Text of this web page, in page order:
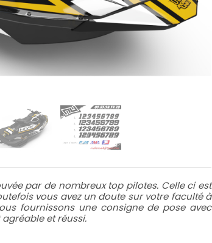
par de nombreux top pilotes. Celle ci est
vous avez un doute sur votre faculté à
fournissons une consigne de pose avec
et réussi.